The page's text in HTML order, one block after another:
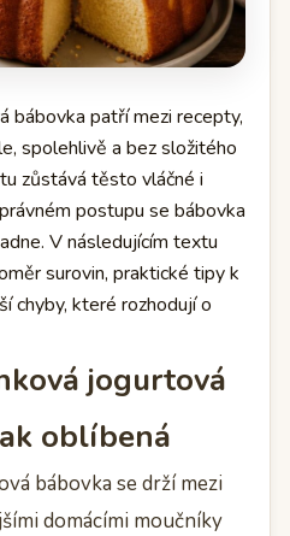
bábovka patří mezi recepty,
spolehlivě a bez složitého
zůstává těsto vláčné i
postupu se bábovka
V následujícím textu
surovin, praktické tipy k
chyby, které rozhodují o
jogurtová
oblíbená
bábovka se drží mezi
domácími moučníky